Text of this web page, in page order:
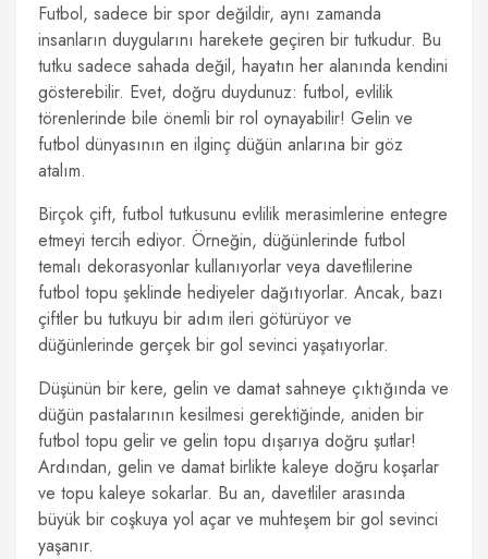
Futbol, sadece bir spor değildir, aynı zamanda
insanların duygularını harekete geçiren bir tutkudur. Bu
tutku sadece sahada değil, hayatın her alanında kendini
gösterebilir. Evet, doğru duydunuz: futbol, evlilik
törenlerinde bile önemli bir rol oynayabilir! Gelin ve
futbol dünyasının en ilginç düğün anlarına bir göz
atalım.
Birçok çift, futbol tutkusunu evlilik merasimlerine entegre
etmeyi tercih ediyor. Örneğin, düğünlerinde futbol
temalı dekorasyonlar kullanıyorlar veya davetlilerine
futbol topu şeklinde hediyeler dağıtıyorlar. Ancak, bazı
çiftler bu tutkuyu bir adım ileri götürüyor ve
düğünlerinde gerçek bir gol sevinci yaşatıyorlar.
Düşünün bir kere, gelin ve damat sahneye çıktığında ve
düğün pastalarının kesilmesi gerektiğinde, aniden bir
futbol topu gelir ve gelin topu dışarıya doğru şutlar!
Ardından, gelin ve damat birlikte kaleye doğru koşarlar
ve topu kaleye sokarlar. Bu an, davetliler arasında
büyük bir coşkuya yol açar ve muhteşem bir gol sevinci
yaşanır.